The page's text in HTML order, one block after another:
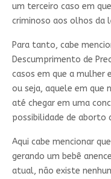
um terceiro caso em
criminoso aos olhos da
Para tanto, cabe
Descumprimento de
casos em que a
ou seja, aquele em que
até chegar em uma
possibilidade de aborto
Aqui cabe mencionar
gerando um bebê
atual, não existe